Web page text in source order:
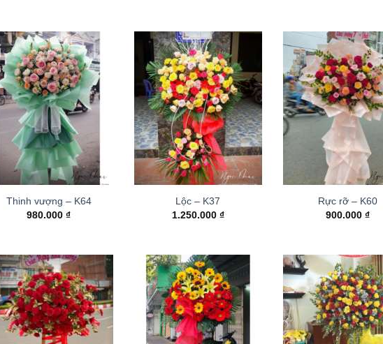
Thinh vượng – K64
980.000₫
Lộc – K37
1.250.000 ₫
Rực rỡ – K60
900.000 ₫